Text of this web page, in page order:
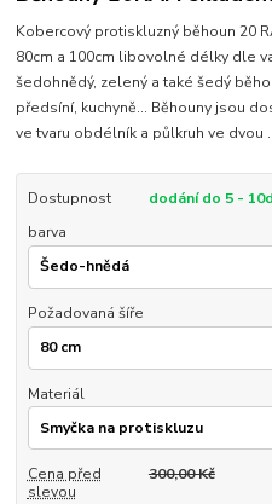
Kobercový protiskluzný běhoun 20
80cm a 100cm libovolné délky dle
šedohnědý, zelený a také šedý
předsíní, kuchyně... Běhouny jsou
ve tvaru obdélník a půlkruh ve dvou
Dostupnost
dodání do 5 -
barva
Požadovaná šíře
Materiál
Cena před
slevou
300,00 Kč